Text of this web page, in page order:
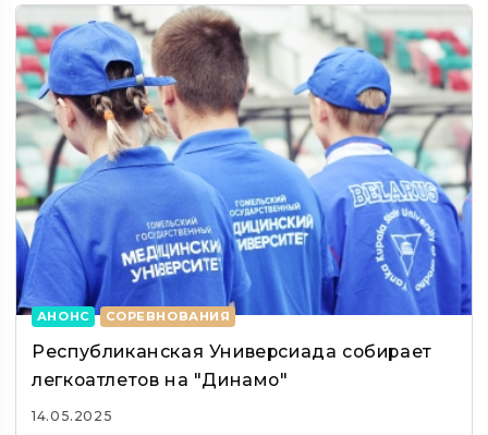
АНОНС СОРЕВНОВАНИЯ
Республиканская Универсиада собирает
легкоатлетов на "Динамо"
14.05.2025